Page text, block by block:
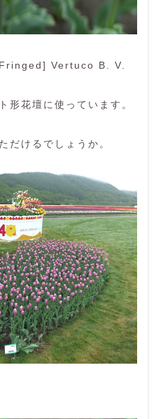
Vertuco B. V.
形花壇に使っています。
だけるでしょうか。